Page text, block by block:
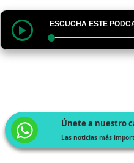
ESCUCHA ESTE
Únete a nuestro
Las noticias más